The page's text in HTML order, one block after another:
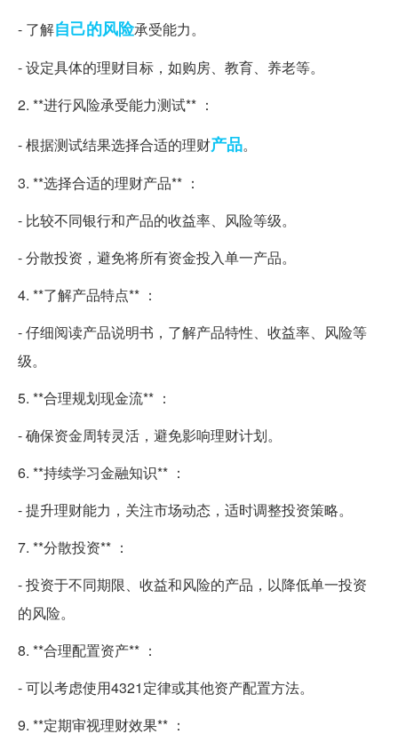
- 了解自己的风险承受能力。
- 设定具体的理财目标，如购房、教育、养老等。
2. **进行风险承受能力测试** ：
- 根据测试结果选择合适的理财产品。
3. **选择合适的理财产品** ：
- 比较不同银行和产品的收益率、风险等级。
- 分散投资，避免将所有资金投入单一产品。
4. **了解产品特点** ：
- 仔细阅读产品说明书，了解产品特性、收益率、风险等
级。
5. **合理规划现金流** ：
- 确保资金周转灵活，避免影响理财计划。
6. **持续学习金融知识** ：
- 提升理财能力，关注市场动态，适时调整投资策略。
7. **分散投资** ：
- 投资于不同期限、收益和风险的产品，以降低单一投资
的风险。
8. **合理配置资产** ：
- 可以考虑使用4321定律或其他资产配置方法。
9. **定期审视理财效果** ：